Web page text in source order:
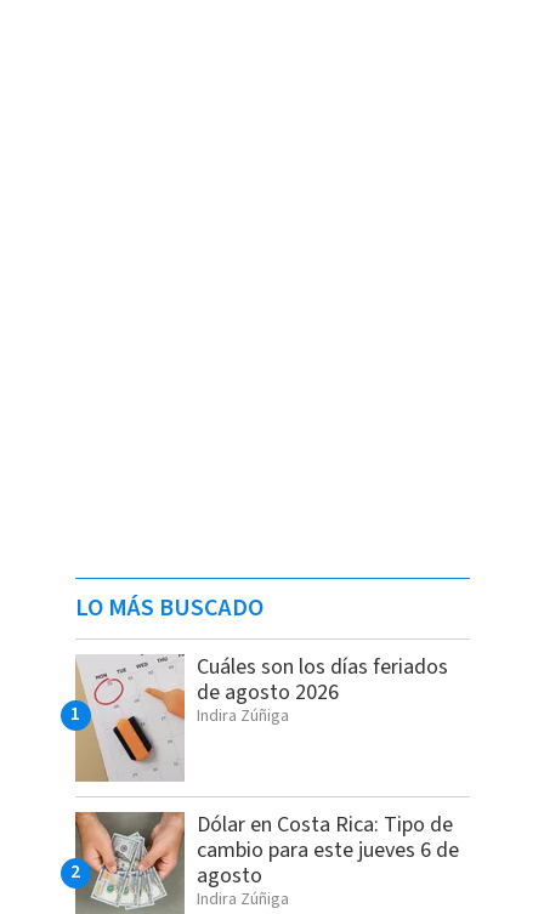
LO MÁS BUSCADO
Cuáles son los días feriados
de agosto 2026
Indira Zúñiga
Dólar en Costa Rica: Tipo de
cambio para este jueves 6 de
agosto
Indira Zúñiga